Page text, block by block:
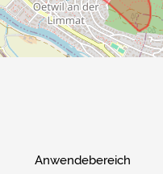
Anwendebereich